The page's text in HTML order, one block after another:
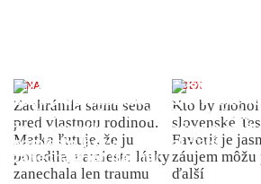
ŽENA
Zachránila samu seba
pred vlastnou rodinou.
Matka ľutuje, že ju
porodila, namiesto lásky
zanechala len traumu
INDEX
Kto by
slovenské
Favorit je
záujem
ďalší